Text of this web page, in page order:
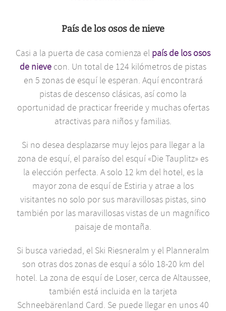
País de los osos de nieve
Casi a la puerta de casa comienza el país de los osos
de nieve con. Un total de 124 kilómetros de pistas
en 5 zonas de esquí le esperan. Aquí encontrará
pistas de descenso clásicas, así como la
oportunidad de practicar freeride y muchas ofertas
atractivas para niños y familias.
Si no desea desplazarse muy lejos para llegar a la
zona de esquí, el paraíso del esquí «Die Tauplitz» es
la elección perfecta. A solo 12 km del hotel, es la
mayor zona de esquí de Estiria y atrae a los
visitantes no solo por sus maravillosas pistas, sino
también por las maravillosas vistas de un magnífico
paisaje de montaña.
Si busca variedad, el Ski Riesneralm y el Planneralm
son otras dos zonas de esquí a sólo 18-20 km del
hotel. La zona de esquí de Loser, cerca de Altaussee,
también está incluida en la tarjeta
Schneebärenland Card. Se puede llegar en unos 40